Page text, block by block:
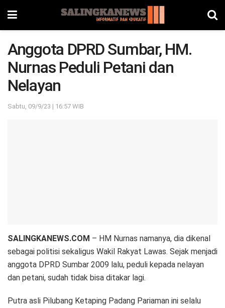
Anggota DPRD Sumbar, HM.
Nurnas Peduli Petani dan
Nelayan
Sabtu, 09/9/23 | 16:57 WIB
SALINGKANEWS.COM – HM Nurnas namanya, dia dikenal
sebagai politisi sekaligus Wakil Rakyat Lawas. Sejak menjadi
anggota DPRD Sumbar 2009 lalu, peduli kepada nelayan
dan petani, sudah tidak bisa ditakar lagi.
Putra asli Pilubang Ketaping Padang Pariaman ini selalu